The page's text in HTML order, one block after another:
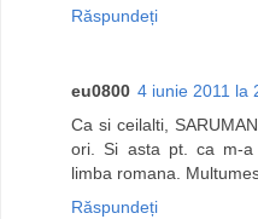
Răspundeți
eu0800 4 iunie 2011 la
Ca si ceilalti,
ori. Si asta pt. ca m-a
limba romana.
Răspundeți